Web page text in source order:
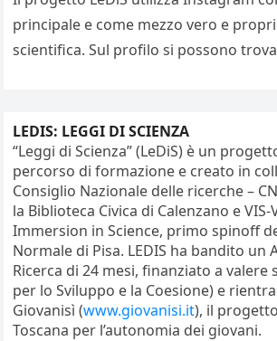
principale e come mezzo vero e
scientifica. Sul profilo si possono
LEDIS: LEGGI DI SCIENZA
“Leggi di Scienza” (LeDiS) è un
percorso di formazione e creato in
Consiglio Nazionale delle ricerche –
la Biblioteca Civica di Calenzano e
Immersion in Science, primo spinoff
Normale di Pisa. LEDIS ha bandito un
Ricerca di 24 mesi, finanziato a valere
per lo Sviluppo e la Coesione) e
Giovanisì (www.giovanisi.it), il
Toscana per l’autonomia dei giovani.